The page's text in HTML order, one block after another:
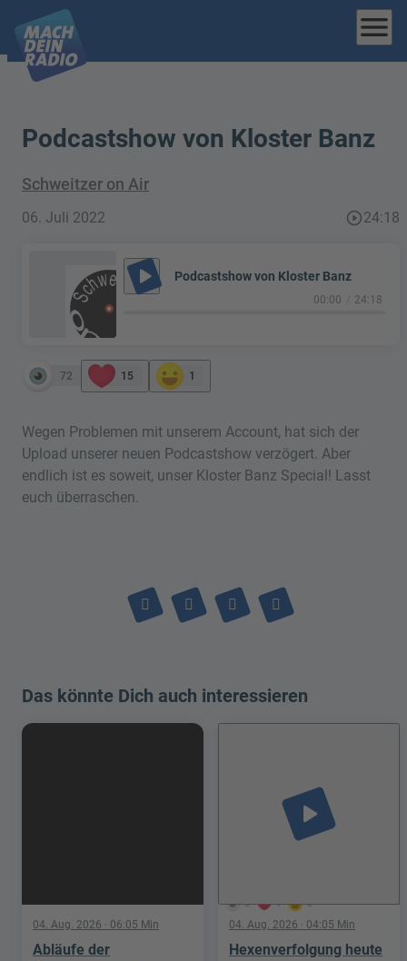
menu
Podcastshow von Kloster Banz
Schweitzer on Air
06. Juli 2022 play_circle_outline24:18
play_arrow Podcastshow von Kloster Banz
00:00 24:18
72 15 1
Wegen Problemen mit unserem Account, hat sich der
Upload unserer neuen Podcastshow verzögert. Aber
endlich ist es soweit, unser Kloster Banz Special! Lasst
euch überraschen.
Das könnte Dich auch interessieren
04. Aug. 2026 · 06:05 Min
Abläufe der
5 1 0
play_arrow
04. Aug. 2026 · 04:05 Min
Hexenverfolgung heute